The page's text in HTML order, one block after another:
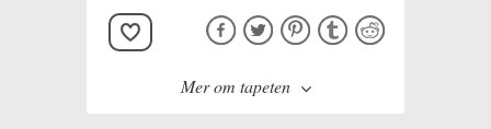
Mer om tapeten